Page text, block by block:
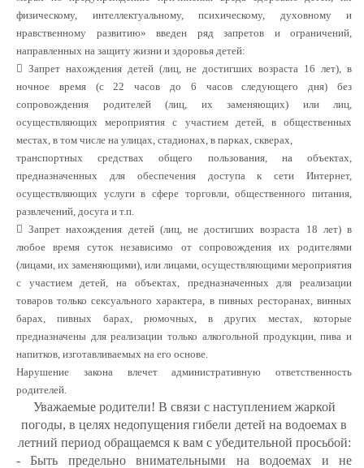
физическому, интеллектуальному, психическому, духовному и
нравственному развитию» введен ряд запретов и ограничений,
направленных на защиту жизни и здоровья детей:
 Запрет нахождения детей (лиц, не достигших возраста 16 лет), в
ночное время (с 22 часов до 6 часов следующего дня) без
сопровождения родителей (лиц, их заменяющих) или лиц,
осуществляющих мероприятия с участием детей, в общественных
местах, в том числе на улицах, стадионах, в парках, скверах,
транспортных средствах общего пользования, на объектах,
предназначенных для обеспечения доступа к сети Интернет,
осуществляющих услуги в сфере торговли,общественного питания,
развлечений, досуга и т.п.
 Запрет нахождения детей (лиц, не достигших возраста 18 лет) в
любоевремя суток независимо от сопровождения их родителями
(лицами, их заменяющими), или лицами, осуществляющими мероприятия
с участиемдетей, на объектах, предназначенных для реализации
товаров толькосексуального характера, в пивных ресторанах, винных
барах, пивных барах, рюмочных, в других местах, которые
предназначены для реализации только алкогольной продукции, пива и
напитков, изготавливаемых на его основе.
Нарушение закона влечет административную ответственность
родителей.
Уважаемые родители! В связи с наступлением жаркой
погоды, в целях недопущения гибели детей на водоемах в
летний период обращаемся к вам с убедительной просьбой:
- Быть предельно внимательными на водоемах и не